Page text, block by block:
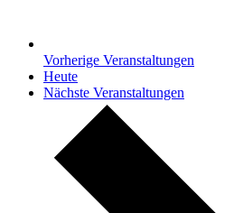
Vorherige Veranstaltungen
Heute
Nächste Veranstaltungen